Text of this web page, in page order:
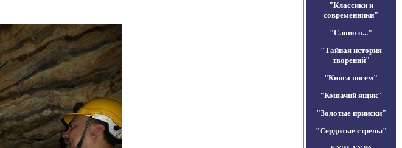
"Классики и
современники"
"Слово о..."
"Тайная история
творений"
"Книга писем"
"Кошачий ящик"
"Золотые прииски"
"Сердитые стрелы"